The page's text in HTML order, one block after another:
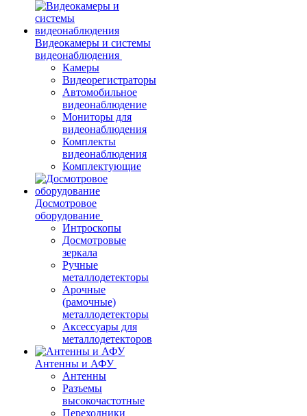
Видеокамеры и системы
видеонаблюдения
Камеры
Видеорегистраторы
Автомобильное
видеонаблюдение
Мониторы для
видеонаблюдения
Комплекты
видеонаблюдения
Комплектующие
Досмотровое
оборудование
Интроскопы
Досмотровые
зеркала
Ручные
металлодетекторы
Арочные
(рамочные)
металлодетекторы
Аксессуары для
металлодетекторов
Антенны и АФУ
Антенны
Разъемы
высокочастотные
Переходники